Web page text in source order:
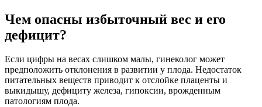
Чем опасны избыточный вес и его
дефицит?
Если цифры на весах слишком малы, гинеколог может
предположить отклонения в развитии у плода. Недостаток
питательных веществ приводит к отслойке плаценты и
выкидышу, дефициту железа, гипоксии, врожденным
патологиям плода.